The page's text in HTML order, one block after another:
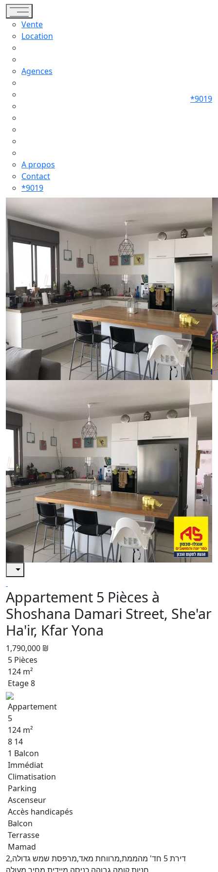
Toggle navigation
Vente
Location
Agences
A propos
Contact
*9019
*9019
Appartement 5 Pièces à
Shoshana Damari Street, She'ar
Ha'ir, Kfar Yona
1,790,000 ₪
5 Pièces
124 m²
Etage 8
Appartement
5
124 m²
8 14
1 Balcon
Immédiat
Climatisation
Parking
Ascenseur
Accès handicapés
Balcon
Terrasse
Mamad
דירת 5 חד' מהממת,מרווחת מאד,מרפסת שמש גדולה,2